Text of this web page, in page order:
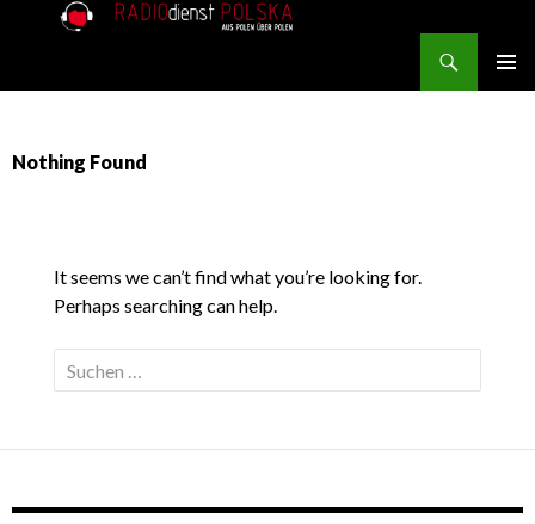
Nothing Found
It seems we can’t find what you’re looking for.
Perhaps searching can help.
Suche nach: